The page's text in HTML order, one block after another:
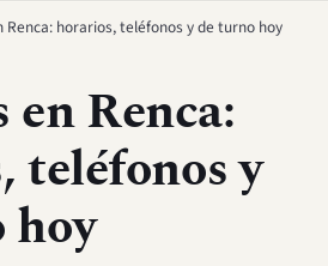
Renca: horarios, teléfonos y de turno hoy
Renca:
teléfonos y
hoy